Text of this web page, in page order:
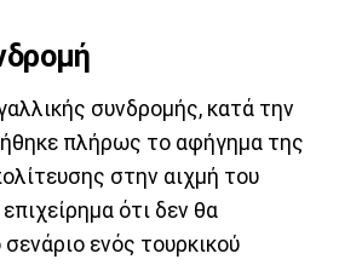
συνδρομής, κατά την
πλήρως το αφήγημα της
στην αιχμή του
ότι δεν θα
ενός τουρκικού